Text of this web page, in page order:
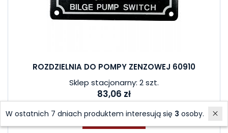
ROZDZIELNIA DO POMPY ZENZOWEJ 60910
Sklep stacjonarny: 2 szt.
83,06 zł
Do koszyka
W ostatnich 7 dniach produktem interesują się 3 osoby.